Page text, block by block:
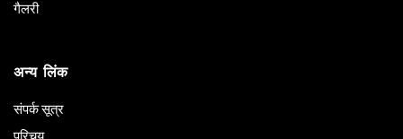
गैलरी
अन्य लिंक
संपर्क सूत्र
परिचय